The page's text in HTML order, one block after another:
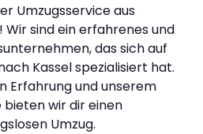
Umzugsservice aus
sind ein erfahrenes und
das sich auf
Kassel spezialisiert hat.
Erfahrung und unserem
wir dir einen
Umzug.